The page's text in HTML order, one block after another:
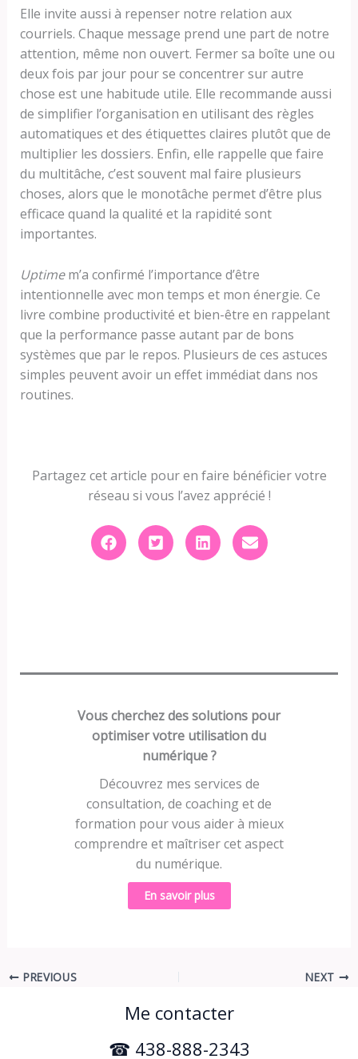
Elle invite aussi à repenser notre relation aux
courriels. Chaque message prend une part de notre
attention, même non ouvert. Fermer sa boîte une ou
deux fois par jour pour se concentrer sur autre
chose est une habitude utile. Elle recommande aussi
de simplifier l’organisation en utilisant des règles
automatiques et des étiquettes claires plutôt que de
multiplier les dossiers. Enfin, elle rappelle que faire
du multitâche, c’est souvent mal faire plusieurs
choses, alors que le monotâche permet d’être plus
efficace quand la qualité et la rapidité sont
importantes.
Uptimem’a confirmé l’importance d’être
intentionnelle avec mon temps et mon énergie. Ce
livre combine productivité et bien-être en rappelant
que la performance passe autant par de bons
systèmes que par le repos. Plusieurs de ces astuces
simples peuvent avoir un effet immédiat dans nos
routines.
Partagez cet article pour en faire bénéficier votre
réseau si vous l’avez apprécié !
Vous cherchez des solutions pour
optimiser votre utilisation du
numérique ?
Découvrez mes services de
consultation, de coaching et de
formation pour vous aider à mieux
comprendre et maîtriser cet aspect
du numérique.
En savoir plus
PREVIOUS NEXT
Me contacter
☎ 438-888-2343